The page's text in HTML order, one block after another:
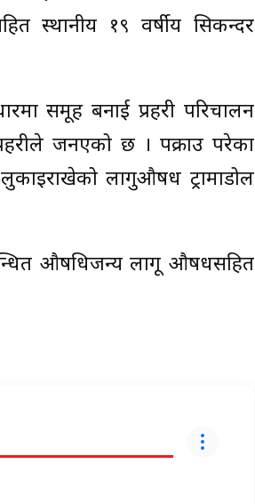
स्थानीय १९ वर्षीय सिकन्दर
समूह बनाई प्रहरी परिचालन
जनएको छ । पक्राउ परेका
लागुऔषध ट्रामाडोल
औषधिजन्य लागू औषधसहित